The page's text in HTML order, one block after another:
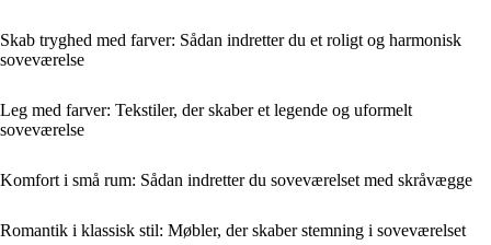
Skab tryghed med farver: Sådan indretter du et roligt og harmonisk
soveværelse
Leg med farver: Tekstiler, der skaber et legende og uformelt
soveværelse
Komfort i små rum: Sådan indretter du soveværelset med skråvægge
Romantik i klassisk stil: Møbler, der skaber stemning i soveværelset